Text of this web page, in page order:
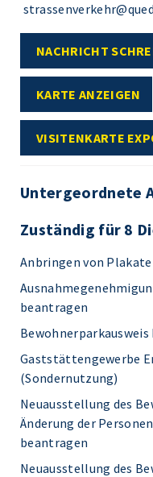
NACHRICHT
KARTE ANZEIGEN
VISITENKARTE
Untergeordnete
Zuständig für 8
Anbringen von
beantragen
Gaststättengewerbe
(Sondernutzung)
Neuausstellung des
Änderung der
beantragen
Neuausstellung des